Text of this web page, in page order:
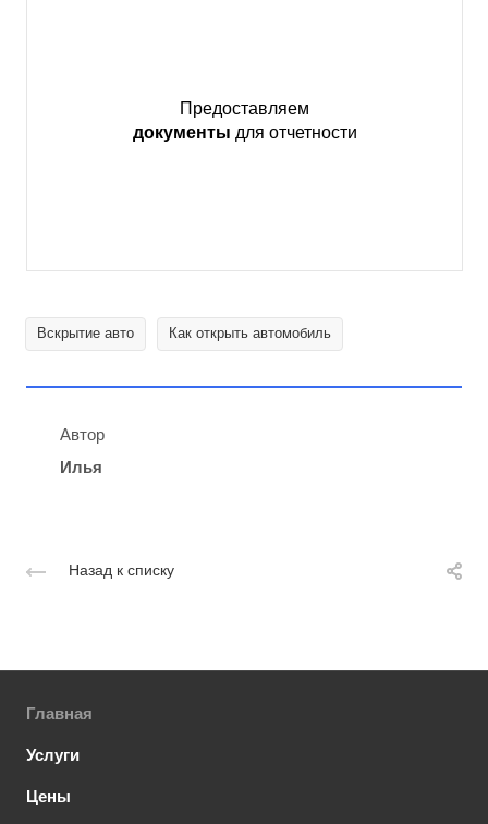
Предоставляем
документы для отчетности
Вскрытие авто Как открыть автомобиль
Автор
Илья
Назад к списку
Главная
Услуги
Цены